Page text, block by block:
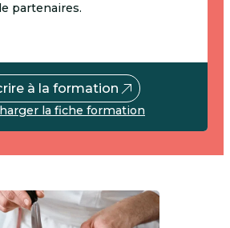
partenaires.
à la formation
la fiche formation